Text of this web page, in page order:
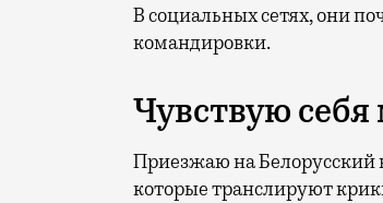
В социальных сетях, они
командировки.
Чувствую
Приезжаю на Белорусский
которые транслируют